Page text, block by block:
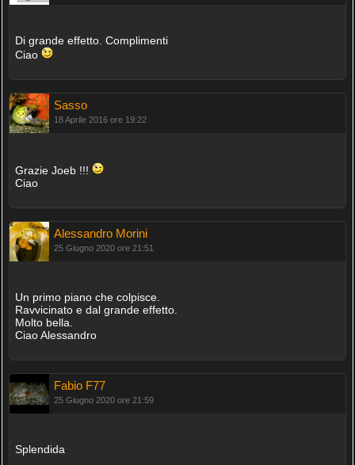
Di grande effetto. Complimenti
Ciao
Sasso
18 Aprile 2016 ore 19:22
Grazie Joeb !!!
Ciao
Alessandro Morini
25 Giugno 2020 ore 21:51
Un primo piano che colpisce.
Ravvicinato e dal grande effetto.
Molto bella.
Ciao Alessandro
Fabio F77
25 Giugno 2020 ore 21:59
Splendida